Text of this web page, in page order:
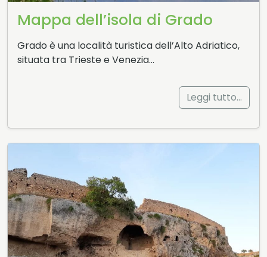
Mappa dell’isola di Grado
Grado è una località turistica dell’Alto Adriatico,
situata tra Trieste e Venezia…
Leggi tutto…